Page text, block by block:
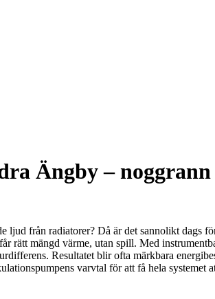
Ängby –
ljud från radiatorer? Då är det sannolikt
rätt mängd värme, utan spill. Med
Resultatet blir ofta märkbara
varvtal för att få hela